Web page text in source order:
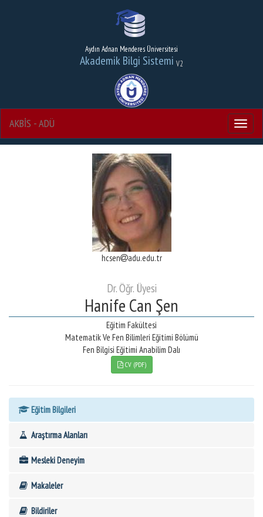
Aydın Adnan Menderes Üniversitesi
Akademik Bilgi Sistemi V2
Menu
AKBİS - ADÜ
hcsen adu.edu.tr
Dr. Öğr. Üyesi
Hanife Can Şen
Eğitim Fakültesi
Matematik Ve Fen Bilimleri Eğitimi Bölümü
Fen Bilgisi Eğitimi Anabilim Dalı
CV (PDF)
Eğitim Bilgileri
Araştırma Alanları
Mesleki Deneyim
Makaleler
Bildiriler